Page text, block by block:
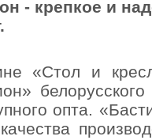
- крепкое и
«Стол и
опта.